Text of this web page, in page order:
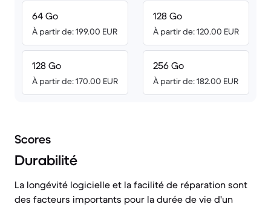
64 Go
À partir de: 199.00 EUR
128 Go
À partir de: 170.00 EUR
128 Go
À partir de: 120.00 EUR
256 Go
À partir de: 182.00 EUR
Scores
Durabilité
La longévité logicielle et la facilité de réparation sont
des facteurs importants pour la durée de vie d'un